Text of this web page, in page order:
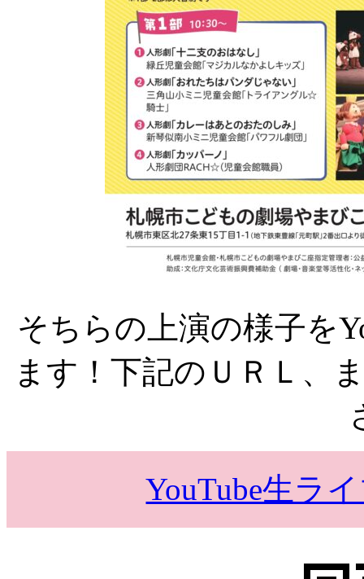
そちらの上演の様子を
ます！下記のＵＲＬ、
YouTube生ラ